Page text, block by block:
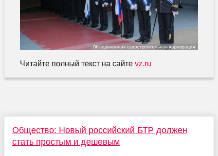
Читайте полный текст на сайте vz.ru
Общество: Новый российский БТР должен
стать простым и дешевым